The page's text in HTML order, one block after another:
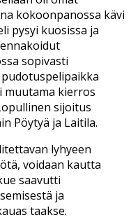
kokoonpanossa kävi
pysyi kuosissa ja
sopivasti
muutama kierros
sijoitus
Pöytyä ja Laitila.
lyhyeen
voidaan kautta
saavutti
ja
taakse.